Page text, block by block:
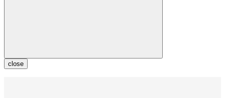
close